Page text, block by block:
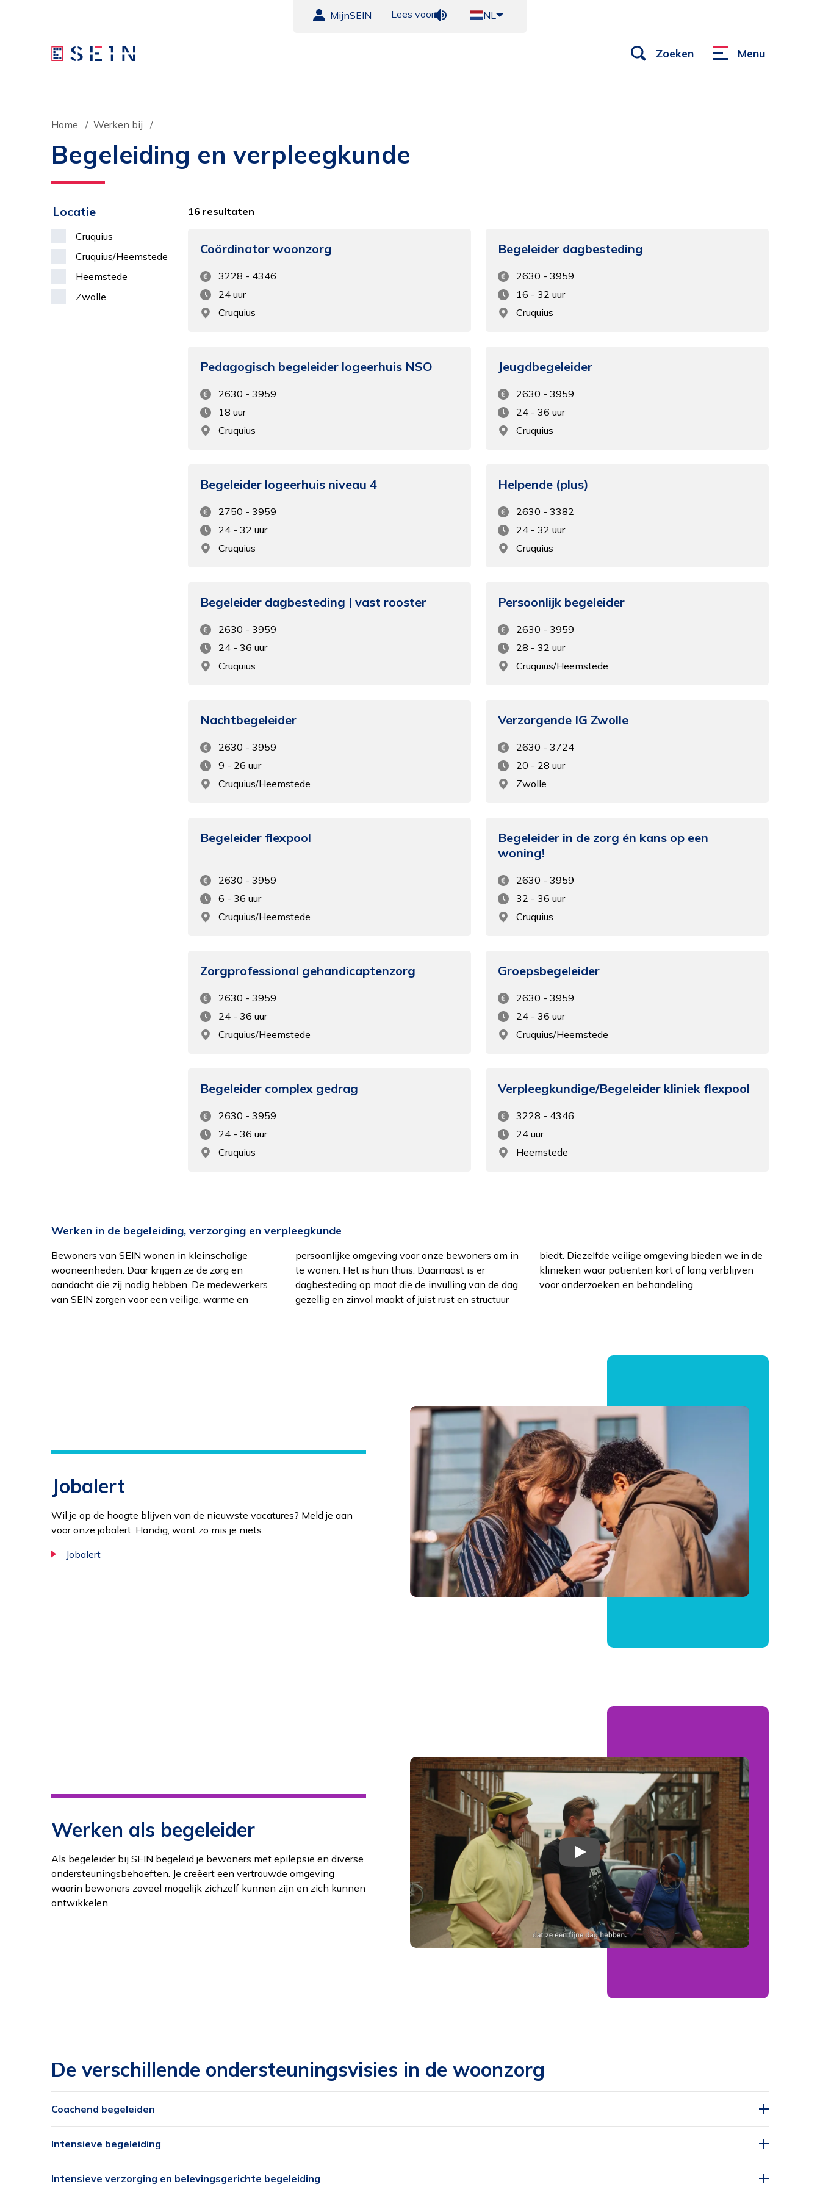
website goed te kunnen bekijken.
Ook de cookies plaatsen die nodig zijn om te zien of wij de juiste
doelgroep bereiken.
Open Zoeken
Menu Menu
MijnSEIN Lees voor NL
Home Werken bij
Begeleiding en verpleegkunde
Locatie
Cruquius
Cruquius/Heemstede
Heemstede
Zwolle
16 resultaten
Coördinator woonzorg
3228 - 4346
24 uur
Cruquius
Begeleider dagbesteding
2630 - 3959
16 - 32 uur
Cruquius
Pedagogisch begeleider logeerhuis NSO
2630 - 3959
18 uur
Cruquius
Jeugdbegeleider
2630 - 3959
24 - 36 uur
Cruquius
Begeleider logeerhuis niveau 4
2750 - 3959
24 - 32 uur
Cruquius
Helpende (plus)
2630 - 3382
24 - 32 uur
Cruquius
Begeleider dagbesteding | vast rooster
2630 - 3959
24 - 36 uur
Cruquius
Persoonlijk begeleider
2630 - 3959
28 - 32 uur
Cruquius/Heemstede
Nachtbegeleider
2630 - 3959
9 - 26 uur
Cruquius/Heemstede
Verzorgende IG Zwolle
2630 - 3724
20 - 28 uur
Zwolle
Begeleider flexpool
2630 - 3959
6 - 36 uur
Cruquius/Heemstede
Begeleider in de zorg én kans op een
woning!
2630 - 3959
32 - 36 uur
Cruquius
Zorgprofessional gehandicaptenzorg
2630 - 3959
24 - 36 uur
Cruquius/Heemstede
Groepsbegeleider
2630 - 3959
24 - 36 uur
Cruquius/Heemstede
Begeleider complex gedrag
2630 - 3959
24 - 36 uur
Cruquius
Verpleegkundige/Begeleider kliniek flexpool
3228 - 4346
24 uur
Heemstede
Werken in de begeleiding, verzorging en verpleegkunde
Bewoners van SEIN wonen in kleinschalige
wooneenheden. Daar krijgen ze de zorg en
aandacht die zij nodig hebben. De medewerkers
van SEIN zorgen voor een veilige, warme en
persoonlijke omgeving voor onze bewoners om in
te wonen. Het is hun thuis. Daarnaast is er
dagbesteding op maat die de invulling van de dag
gezellig en zinvol maakt of juist rust en structuur
biedt. Diezelfde veilige omgeving bieden we in de
klinieken waar patiënten kort of lang verblijven
voor onderzoeken en behandeling.
Jobalert
Wil je op de hoogte blijven van de nieuwste vacatures? Meld je aan
voor onze jobalert. Handig, want zo mis je niets.
Jobalert
Werken als begeleider
Als begeleider bij SEIN begeleid je bewoners met epilepsie en diverse
ondersteuningsbehoeften. Je creëert een vertrouwde omgeving
waarin bewoners zoveel mogelijk zichzelf kunnen zijn en zich kunnen
ontwikkelen.
De verschillende ondersteuningsvisies in de woonzorg
Coachend begeleiden
Intensieve begeleiding
Intensieve verzorging en belevingsgerichte begeleiding